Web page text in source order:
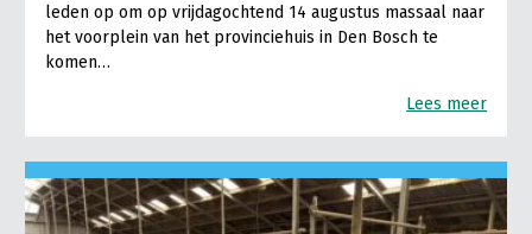
leden op om op vrijdagochtend 14 augustus massaal naar
het voorplein van het provinciehuis in Den Bosch te
komen…
Lees meer